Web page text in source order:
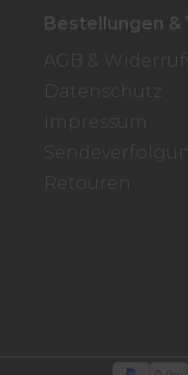
Bestellungen &
AGB &
Datenschutz
Impressum
Retouren